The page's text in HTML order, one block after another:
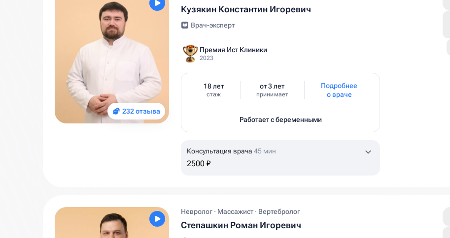
232 отзыва
Кузякин Константин Игоревич
Врач-эксперт
Премия Ист Клиники
2023
18 лет
стаж
от 3 лет
принимает
Подробнее
о враче
Работает с беременными
Консультация врача 45 мин
2500 ₽
Невролог · Массажист · Вертебролог
Степашкин Роман Игоревич